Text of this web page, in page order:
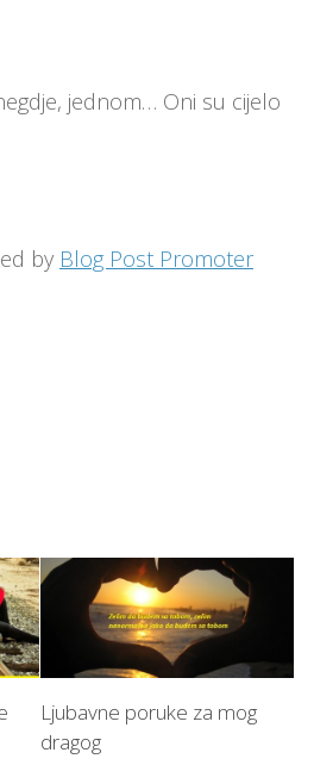
jednom… Oni su cijelo
by Blog Post Promoter
Ljubavne poruke za mog
dragog